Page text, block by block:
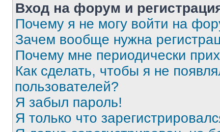
Вход на форум и
Почему я не могу войти на
Зачем вообще нужна
Почему мне периодически
Как сделать, чтобы я не
пользователей?
Я забыл пароль!
Я только что